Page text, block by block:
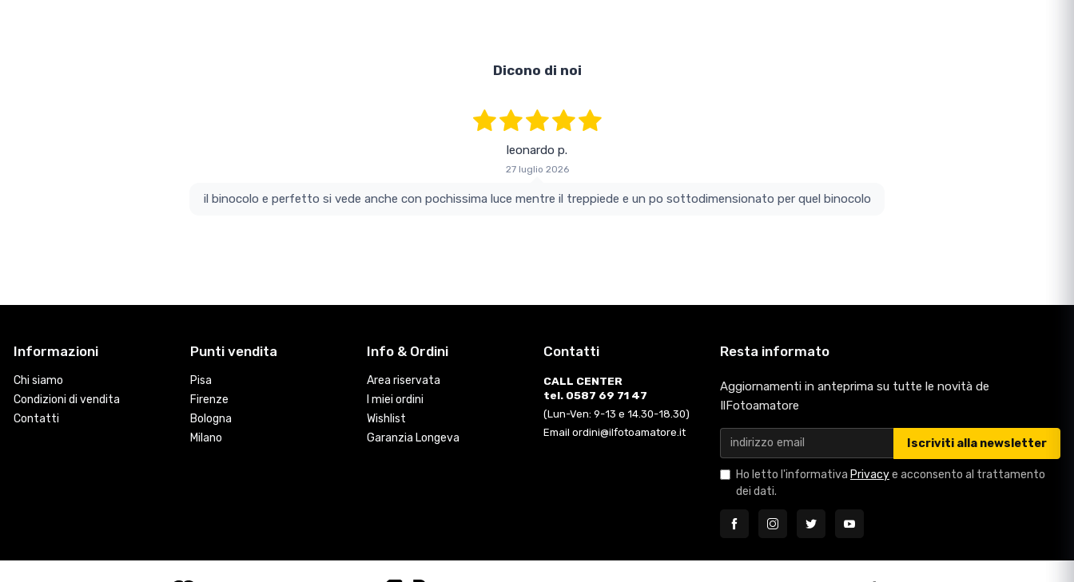
Dicono di noi
leonardo p.
27 luglio 2026
il binocolo e perfetto si vede anche con pochissima luce mentre il treppiede e un po sottodimensionato per quel binocolo
Informazioni
Chi siamo
Condizioni di vendita
Contatti
Punti vendita
Pisa
Firenze
Bologna
Milano
Info & Ordini
Area riservata
I miei ordini
Wishlist
Garanzia Longeva
Contatti
CALL CENTER
tel. 0587 69 71 47
(Lun-Ven: 9-13 e 14.30-18.30)
Email ordini@ilfotoamatore.it
Resta informato
Aggiornamenti in anteprima su tutte le novità de
IlFotoamatore
Iscriviti alla newsletter
Ho letto l'informativa Privacye acconsento al trattamento
dei dati.